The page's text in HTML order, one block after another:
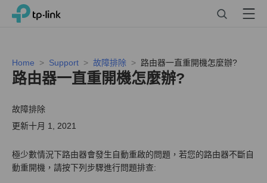
Click
navigation
TP-Link, Reliably Smart Menu
Home Support 故障排除 路由器一直重開機怎麼辦?
路由器一直重開機怎麼辦?
故障排除
更新十月 1, 2021
極少數情況下路由器會發生自動重啟的問題，若您的路由器不斷自
動重開機，請按下列步驟進行問題排查: